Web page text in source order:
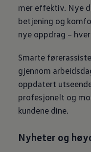
mer effektiv. Nye
betjening og
nye oppdrag –
Smarte
gjennom
oppdatert
profesjonelt og
kundene dine.
Nyheter og